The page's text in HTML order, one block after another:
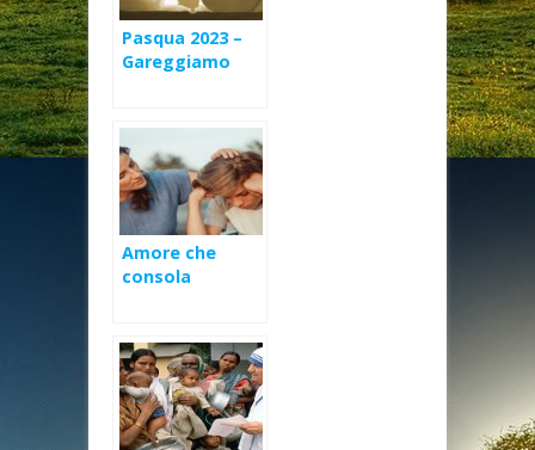
Pasqua 2023 –
Gareggiamo
Risorto e la sua
Chiesa
Amore che
consola